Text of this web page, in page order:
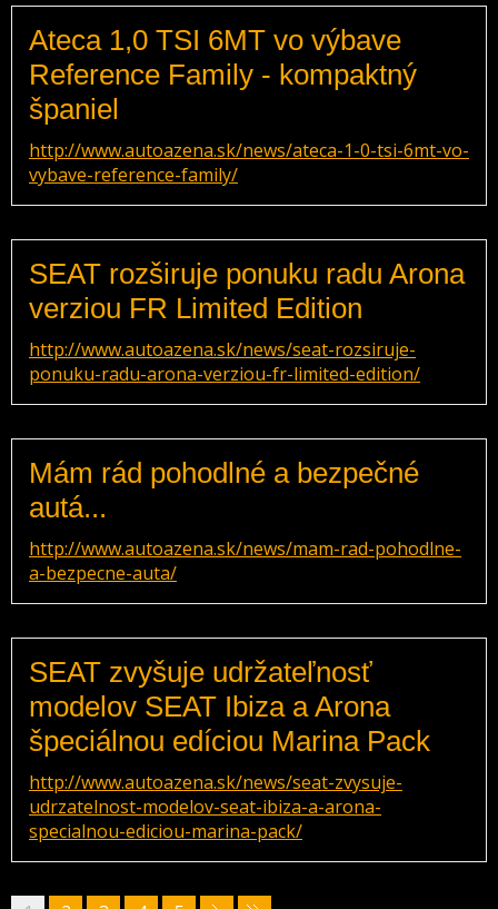
Ateca 1,0 TSI 6MT vo výbave
Reference Family - kompaktný
španiel
http://www.autoazena.sk/news/ateca-1-0-tsi-6mt-vo-
vybave-reference-family/
SEAT rozširuje ponuku radu Arona
verziou FR Limited Edition
http://www.autoazena.sk/news/seat-rozsiruje-
ponuku-radu-arona-verziou-fr-limited-edition/
Mám rád pohodlné a bezpečné
autá...
http://www.autoazena.sk/news/mam-rad-pohodlne-
a-bezpecne-auta/
SEAT zvyšuje udržateľnosť
modelov SEAT Ibiza a Arona
špeciálnou edíciou Marina Pack
http://www.autoazena.sk/news/seat-zvysuje-
udrzatelnost-modelov-seat-ibiza-a-arona-
specialnou-ediciou-marina-pack/